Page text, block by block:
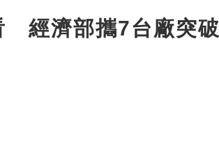
經濟部攜7台廠突破